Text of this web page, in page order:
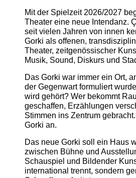
Mit der Spielzeit 2026/2027
Theater eine neue Intendanz.
seit vielen Jahren von innen
Gorki als offenen,
Theater, zeitgenössischer
Musik, Sound, Diskurs und
Das Gorki war immer ein Ort,
der Gegenwart formuliert
wird gehört? Wer bekommt
geschaffen, Erzählungen
Stimmen ins Zentrum
Gorki an.
Das neue Gorki soll ein Haus
zwischen Bühne und
Schauspiel und Bildender
international trennt, sondern